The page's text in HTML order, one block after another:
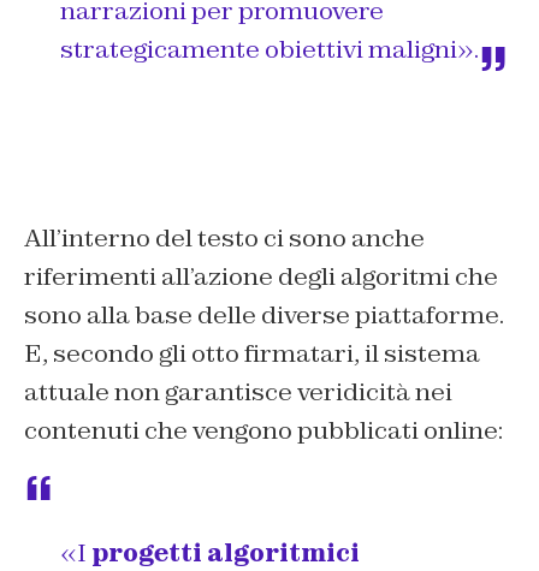
narrazioni per promuovere
strategicamente obiettivi maligni».
All’interno del testo ci sono anche
riferimenti all’azione degli algoritmi che
sono alla base delle diverse piattaforme.
E, secondo gli otto firmatari, il sistema
attuale non garantisce veridicità nei
contenuti che vengono pubblicati online:
«I progetti algoritmici